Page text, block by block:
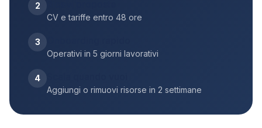
2
CV e tariffe entro 48 ore
3
Operativi in 5 giorni lavorativi
4
Aggiungi o rimuovi risorse in 2 settimane